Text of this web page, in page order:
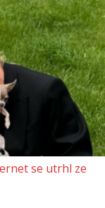
se utrhl ze